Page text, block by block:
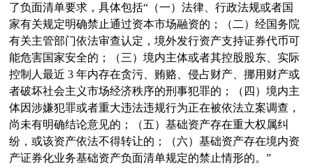
了负面清单要求，具体包括“（一）法律、行政法规或者国
家有关规定明确禁止通过资本市场融资的；（二）经国务院
有关主管部门依法审查认定，境外发行资产支持证券代币可
能危害国家安全的；（三）境内主体或者其控股股东、实际
控制人最近 3 年内存在贪污、贿赂、侵占财产、挪用财产或
者破坏社会主义市场经济秩序的刑事犯罪的；（四）境内主
体因涉嫌犯罪或者重大违法违规行为正在被依法立案调查，
尚未有明确结论意见的；（五）基础资产存在重大权属纠
纷，或该资产依法不得转让的；（六）基础资产存在境内资
产证券化业务基础资产负面清单规定的禁止情形的。”